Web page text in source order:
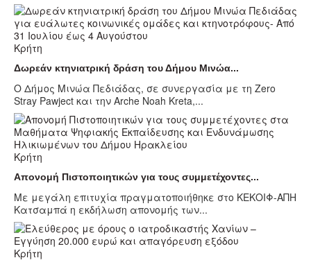
Κρήτη
Δωρεάν κτηνιατρική δράση του Δήμου Μινώα...
Ο Δήμος Μινώα Πεδιάδας, σε συνεργασία με τη Zero
Stray Pawject και την Arche Noah Kreta,...
Κρήτη
Απονομή Πιστοποιητικών για τους συμμετέχοντες...
Με μεγάλη επιτυχία πραγματοποιήθηκε στο ΚΕΚΟΙΦ-ΑΠΗ
Κατσαμπά η εκδήλωση απονομής των...
Κρήτη